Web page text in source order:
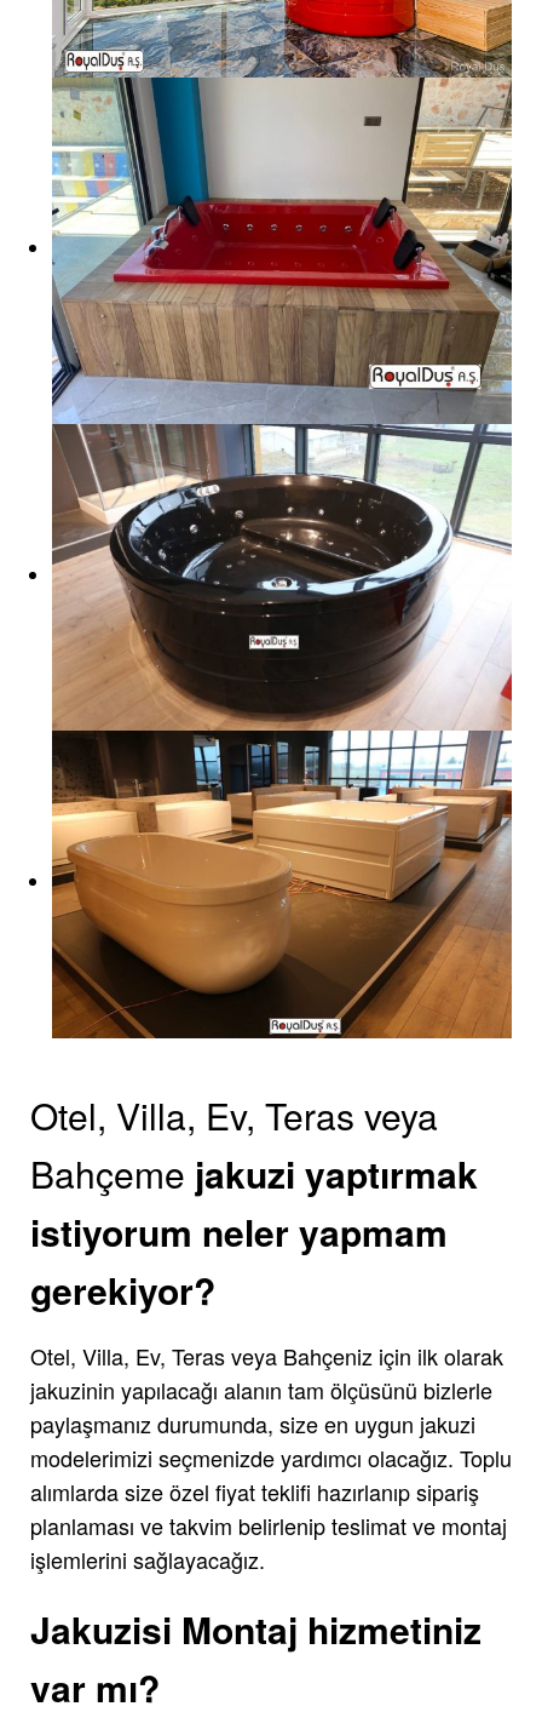
Otel, Villa, Ev, Teras veya
Bahçeme jakuzi yaptırmak
istiyorum neler yapmam
gerekiyor?
Otel, Villa, Ev, Teras veya Bahçeniz için ilk olarak
jakuzinin yapılacağı alanın tam ölçüsünü bizlerle
paylaşmanız durumunda, size en uygun jakuzi
modelerimizi seçmenizde yardımcı olacağız. Toplu
alımlarda size özel fiyat teklifi hazırlanıp sipariş
planlaması ve takvim belirlenip teslimat ve montaj
işlemlerini sağlayacağız.
Jakuzisi Montaj hizmetiniz
var mı?